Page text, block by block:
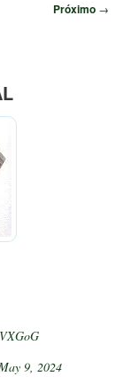
Próximo →
9, 2024